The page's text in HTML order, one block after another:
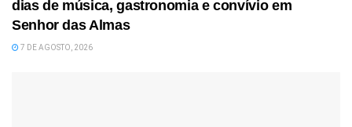
dias de música, gastronomia e convívio em
Senhor das Almas
7 DE AGOSTO, 2026